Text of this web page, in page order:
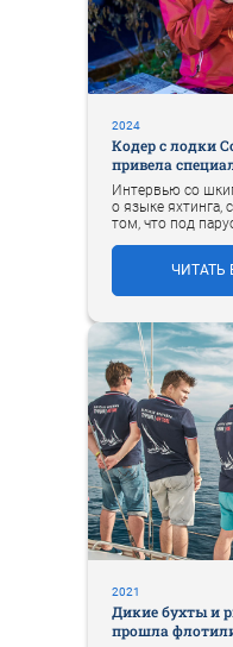
2024
Кодер с лодки
привела
Интервью со
о языке яхтинга,
том, что под
ЧИТАТЬ
2021
Дикие бухты и
прошла